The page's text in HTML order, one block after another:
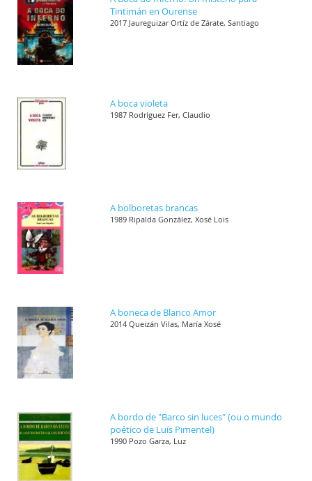
Tintimán en Ourense
2017 Jaureguizar Ortíz de Zárate, Santiago
A boca violeta
1987 Rodríguez Fer, Claudio
A bolboretas brancas
1989 Ripalda González, Xosé Lois
A boneca de Blanco Amor
2014 Queizán Vilas, María Xosé
A bordo de "Barco sin luces" (ou o mundo
poético de Luís Pimentel)
1990 Pozo Garza, Luz